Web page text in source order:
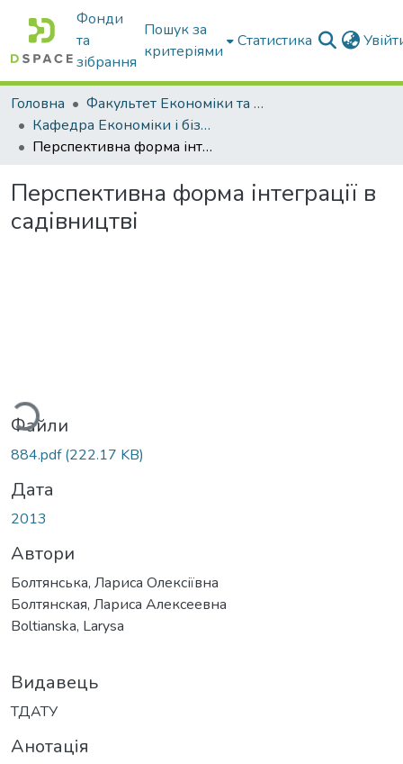
Фонди
та
зібрання
Пошук за
критеріями
Статистика
Головна
Факультет Економіки та бізнесу
Кафедра Економіки і бізнесу
Перспективна форма інтеграції в садівництві
Перспективна форма інтеграції в
садівництві
Вантажиться...
Файли
884.pdf(222.17 KB)
Дата
2013
Автори
Болтянська, Лариса Олексіївна
Болтянская, Лариса Алексеевна
Boltianska, Larysa
Видавець
ТДАТУ
Анотація